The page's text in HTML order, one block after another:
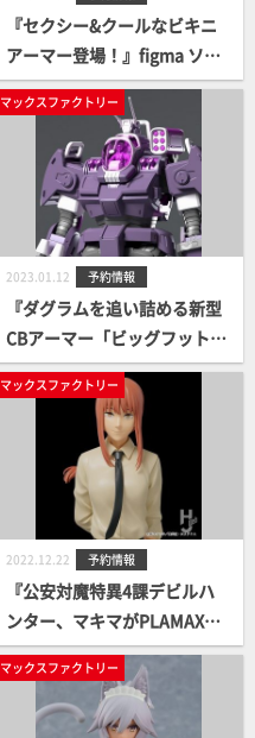
『セクシー&クールなビキニ
アーマー登場！』figma ソフ
ィア・F・シャーリング ビキ
ニアーマーver. 案内開始！
マックスファクトリー
2023.01.12 予約情報
『ダグラムを追い詰める新型
CBアーマー「ビッグフット」
の登場です！！』COMBAT A
RMORS MAX28 1/72 ビッグフ
ット Ver.GT 案内開始！
マックスファクトリー
2022.12.22 予約情報
『公安対魔特異4課デビルハ
ンター、マキマがPLAMAXに
登場！』PLAMAX マキマ 案内
開始！
マックスファクトリー